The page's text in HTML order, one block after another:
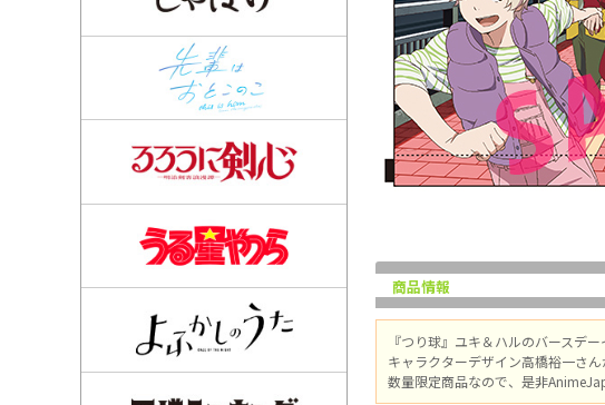
商品情報
『つり球』ユキ＆ハルのバースデ
キャラクターデザイン高橋裕一さ
数量限定商品なので、是非